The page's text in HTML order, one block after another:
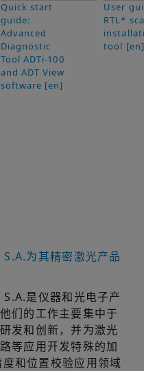
Quick start
guide:
Advanced
Diagnostic
Tool ADTi-100
and ADT View
software [en]
User
RTL*
tool [en]
为其精密激光产品
是仪器和光电子产
们的工作主要集中于
发和创新，并为激光
等应用开发特殊的加
和位置校验应用领域